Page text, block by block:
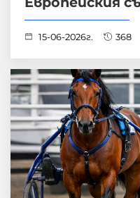
15-06-2026г. 368